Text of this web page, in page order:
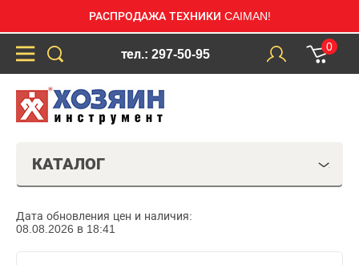
РАСПРОДАЖА ТЕХНИКИ CAIMAN!
тел.: 297-50-95
0
КАТАЛОГ
Дата обновления цен и наличия:
08.08.2026 в 18:41